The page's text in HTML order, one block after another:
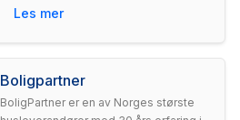
Les mer
Boligpartner
BoligPartner er en av Norges største